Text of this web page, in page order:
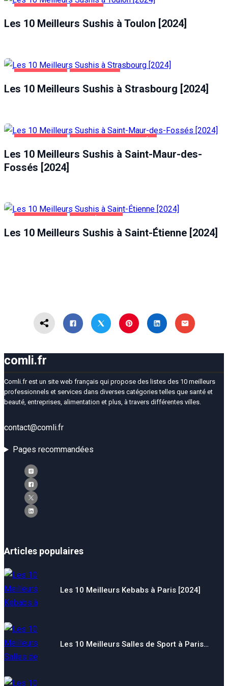
Les 10 Meilleurs Sushis à Toulon [2024]
Les 10 Meilleurs Sushis à Strasbourg [2024]
Les 10 Meilleurs Sushis à Saint-Maur-des-
Fossés [2024]
Les 10 Meilleurs Sushis à Saint-Étienne [2024]
comli.fr
Comli.fr est un site web français qui propose des listes des 10 meilleurs
professionnels et services dans diverses catégories telles que santé et
beauté, entreprises, alimentation et plus, à travers différentes villes.
contact@comli.fr
Pages recommandées
Articles populaires
Les 10 Meilleurs Kebabs à Paris [2024]
Les 10 Meilleurs Salles de Sport à Paris…